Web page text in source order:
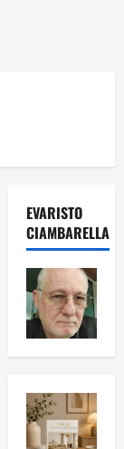
EVARISTO
CIAMBARELLA